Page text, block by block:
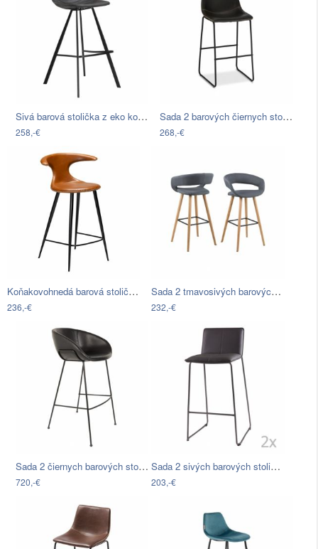
Sivá barová stolička z eko kože s…
258,-€
Sada 2 barových čiernych stoličiek…
268,-€
Koňakovohnedá barová stolička z eko…
236,-€
Sada 2 tmavosivých barových stoličiek…
232,-€
Sada 2 čiernych barových stoličiek…
720,-€
Sada 2 sivých barových stoličiek…
203,-€